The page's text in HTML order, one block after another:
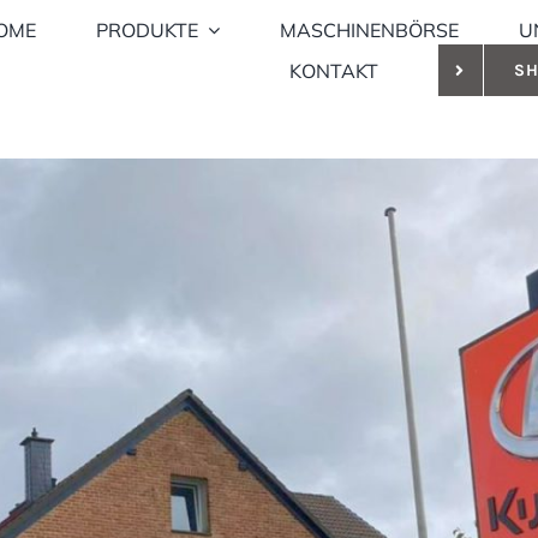
PRODUKTE MASCHINENBÖRSE
KONTAKT